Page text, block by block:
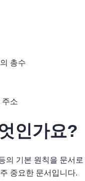
총수
주소
인가요?
의 기본 원칙을 문서
중요한 문서입니다.